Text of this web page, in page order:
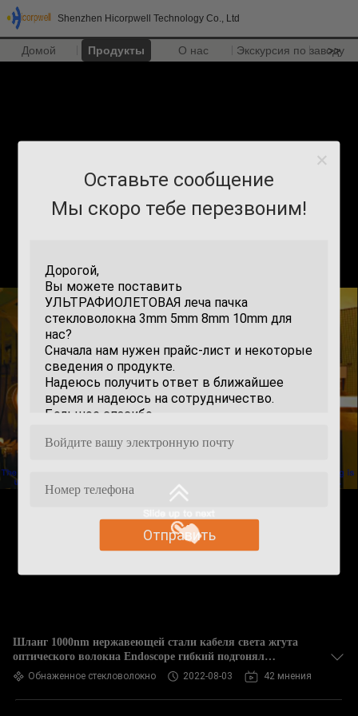
Shenzhen Hicorpwell Technology Co., Ltd
Домой Продукты О нас Экскурсия по заводу
>>
Оставьте сообщение
Мы скоро тебе перезвоним!
Отправить
Шланг 1000nm нержавеющей стали кабеля света жгута
оптического волокна Endoscope гибкий подгонял
стеклянный обнаженный световод оптического волокна
Обнаженное стекловолокно 2022-08-03 42 мнения